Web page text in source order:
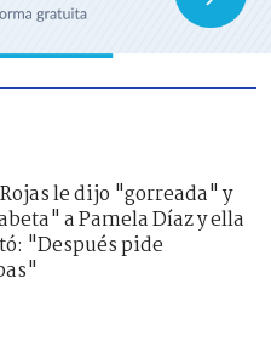
le dijo "gorreada" y
a Pamela Díaz y ella
"Después pide